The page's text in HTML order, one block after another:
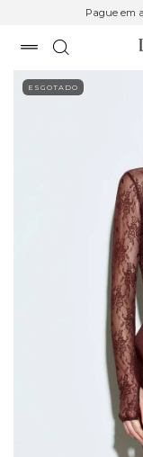
Pague em
ESGOTADO